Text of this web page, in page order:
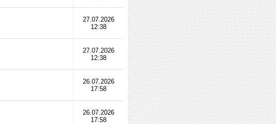
27.07.2026
12:38
27.07.2026
12:38
26.07.2026
17:58
26.07.2026
17:58